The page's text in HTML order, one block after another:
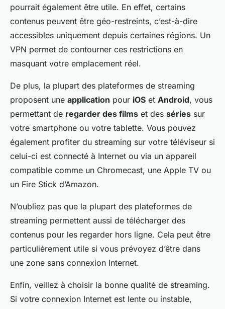
pourrait également être utile. En effet, certains
contenus peuvent être géo-restreints, c’est-à-dire
accessibles uniquement depuis certaines régions. Un
VPN permet de contourner ces restrictions en
masquant votre emplacement réel.
De plus, la plupart des plateformes de streaming
proposent une application pour iOS et Android, vous
permettant de regarder des films et des séries sur
votre smartphone ou votre tablette. Vous pouvez
également profiter du streaming sur votre téléviseur si
celui-ci est connecté à Internet ou via un appareil
compatible comme un Chromecast, une Apple TV ou
un Fire Stick d’Amazon.
N’oubliez pas que la plupart des plateformes de
streaming permettent aussi de télécharger des
contenus pour les regarder hors ligne. Cela peut être
particulièrement utile si vous prévoyez d’être dans
une zone sans connexion Internet.
Enfin, veillez à choisir la bonne qualité de streaming.
Si votre connexion Internet est lente ou instable,